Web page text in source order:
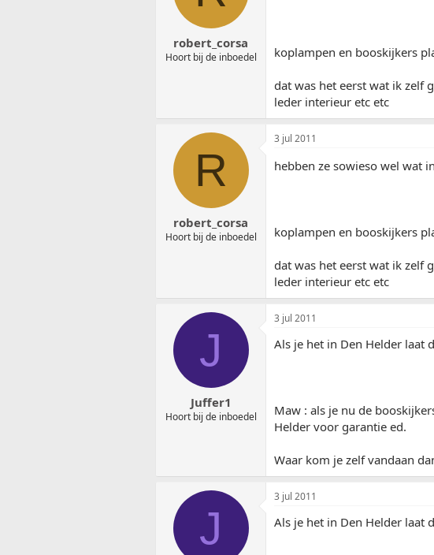
robert_corsa
Hoort bij de inboedel koplampen en booskijkers
dat was het eerst wat ik zelf
leder interieur etc etc
R
robert_corsa
Hoort bij de inboedel
3 jul 2011
hebben ze sowieso wel wat
koplampen en booskijkers
dat was het eerst wat ik zelf
leder interieur etc etc
J
Juffer1
Hoort bij de inboedel
3 jul 2011
Als je het in Den Helder laat
Maw : als je nu de
Helder voor garantie ed.
Waar kom je zelf vandaan
J
3 jul 2011
Als je het in Den Helder laat